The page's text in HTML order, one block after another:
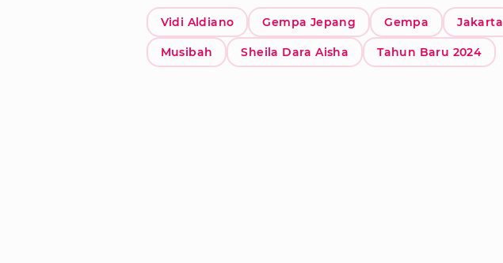
Vidi Aldiano Gempa Jepang Gempa Jakarta
Musibah Sheila Dara Aisha Tahun Baru 2024